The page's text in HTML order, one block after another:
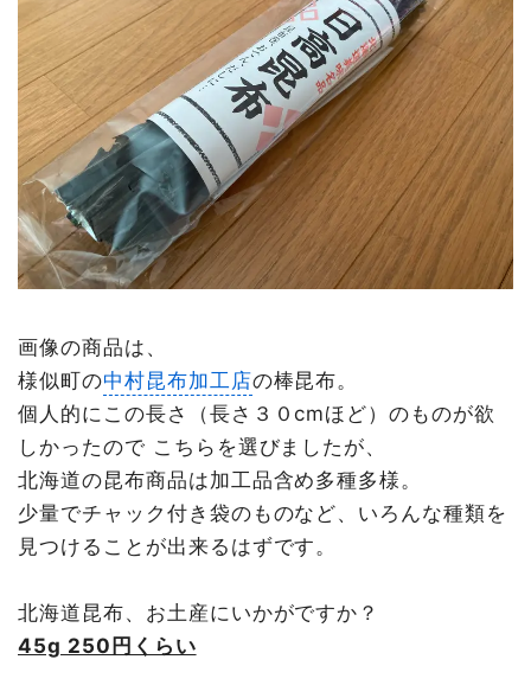
画像の商品は、
様似町の中村昆布加工店の棒昆布。
個人的にこの長さ（長さ３０cmほど）のものが欲
しかったので こちらを選びましたが、
北海道の昆布商品は加工品含め多種多様。
少量でチャック付き袋のものなど、いろんな種類を
見つけることが出来るはずです。
北海道昆布、お土産にいかがですか？
45g 250円くらい